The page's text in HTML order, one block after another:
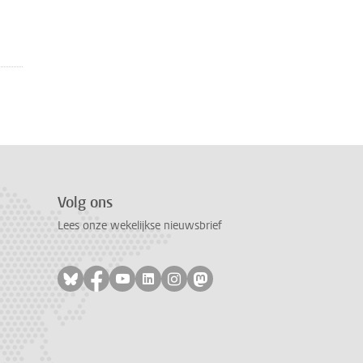
Volg ons
Lees onze wekelijkse nieuwsbrief
Volg ons op bluesky
Volg ons op facebook
Volg ons op youtube
Volg ons op linkedin
Volg ons op instagram
Volg ons op mastodon